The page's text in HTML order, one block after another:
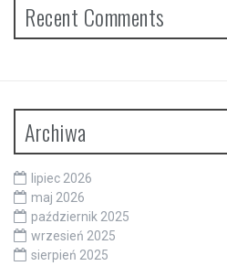
Recent Comments
Archiwa
lipiec 2026
maj 2026
październik 2025
wrzesień 2025
sierpień 2025